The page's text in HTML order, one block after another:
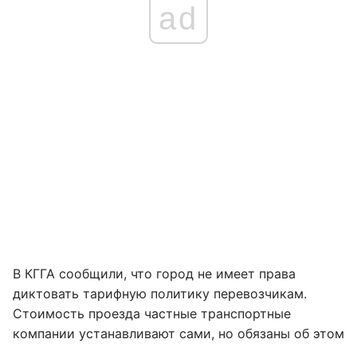
ad
В КГГА сообщили, что город не имеет права
диктовать тарифную политику перевозчикам.
Стоимость проезда частные транспортные
компании устанавливают сами, но обязаны об этом